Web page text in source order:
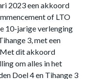
2023 een akkoord
of LTO
10-jarige verlenging
3, met een
dit akkoord
om alles in het
Doel 4 en Tihange 3